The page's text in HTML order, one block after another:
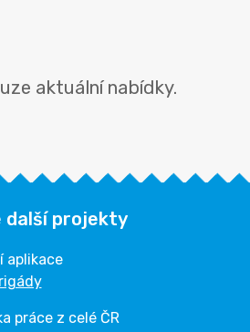
aktuální nabídky.
další projekty
aplikace
práce z celé ČR